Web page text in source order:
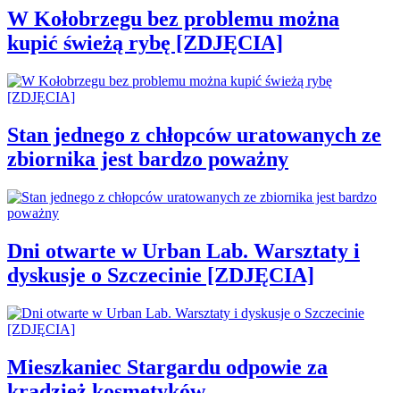
W Kołobrzegu bez problemu można
kupić świeżą rybę [ZDJĘCIA]
Stan jednego z chłopców uratowanych ze
zbiornika jest bardzo poważny
Dni otwarte w Urban Lab. Warsztaty i
dyskusje o Szczecinie [ZDJĘCIA]
Mieszkaniec Stargardu odpowie za